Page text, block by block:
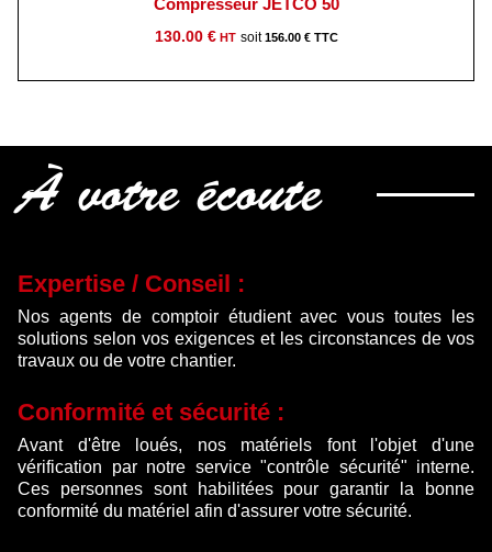
Compresseur JETCO 50
130.00 € 156.00 €
À votre écoute
Expertise / Conseil :
Nos agents de comptoir étudient avec vous toutes les
solutions selon vos exigences et les circonstances de vos
travaux ou de votre chantier.
Conformité et sécurité :
Avant d'être loués, nos matériels font l'objet d'une
vérification par notre service "contrôle sécurité" interne.
Ces personnes sont habilitées pour garantir la bonne
conformité du matériel afin d'assurer votre sécurité.